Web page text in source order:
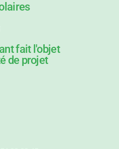
fait l'objet
de projet